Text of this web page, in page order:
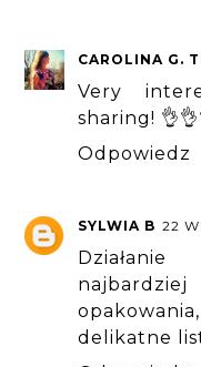
CAROLINA G.
Very
sharing!
Odpowiedz
SYLWIA B 22
delikatne